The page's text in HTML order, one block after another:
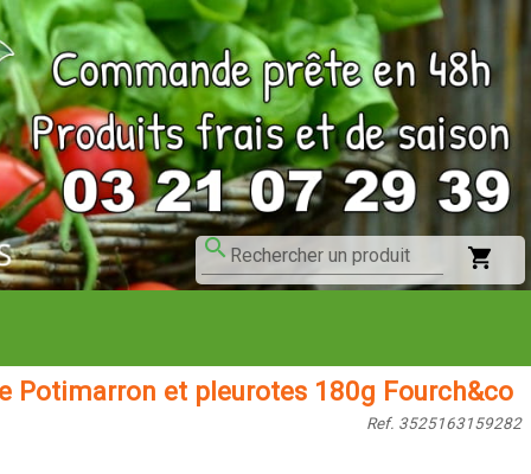
search Rechercher un produit shopping_cart
Potimarron et pleurotes 180g Fourch&co
Ref. 3525163159282